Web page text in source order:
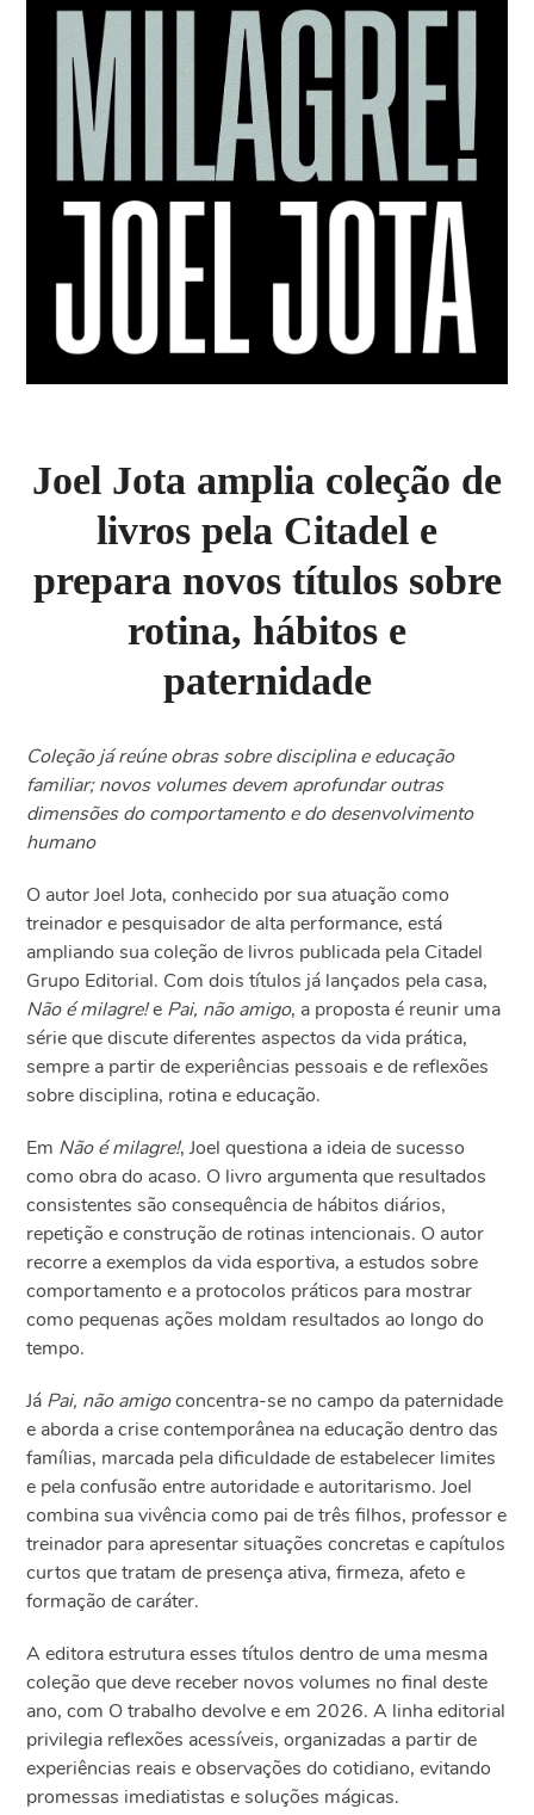
Joel Jota amplia coleção de
livros pela Citadel e
prepara novos títulos sobre
rotina, hábitos e
paternidade
Coleção já reúne obras sobre disciplina e educação
familiar; novos volumes devem aprofundar outras
dimensões do comportamento e do desenvolvimento
humano
O autor Joel Jota, conhecido por sua atuação como
treinador e pesquisador de alta performance, está
ampliando sua coleção de livros publicada pela Citadel
Grupo Editorial. Com dois títulos já lançados pela casa,
Não é milagre!e Pai, não amigo, a proposta é reunir uma
série que discute diferentes aspectos da vida prática,
sempre a partir de experiências pessoais e de reflexões
sobre disciplina, rotina e educação.
Em Não é milagre!, Joel questiona a ideia de sucesso
como obra do acaso. O livro argumenta que resultados
consistentes são consequência de hábitos diários,
repetição e construção de rotinas intencionais. O autor
recorre a exemplos da vida esportiva, a estudos sobre
comportamento e a protocolos práticos para mostrar
como pequenas ações moldam resultados ao longo do
tempo.
Já Pai, não amigoconcentra-se no campo da paternidade
e aborda a crise contemporânea na educação dentro das
famílias, marcada pela dificuldade de estabelecer limites
e pela confusão entre autoridade e autoritarismo. Joel
combina sua vivência como pai de três filhos, professor e
treinador para apresentar situações concretas e capítulos
curtos que tratam de presença ativa, firmeza, afeto e
formação de caráter.
A editora estrutura esses títulos dentro de uma mesma
coleção que deve receber novos volumes no final deste
ano, com O trabalho devolve e em 2026. A linha editorial
privilegia reflexões acessíveis, organizadas a partir de
experiências reais e observações do cotidiano, evitando
promessas imediatistas e soluções mágicas.